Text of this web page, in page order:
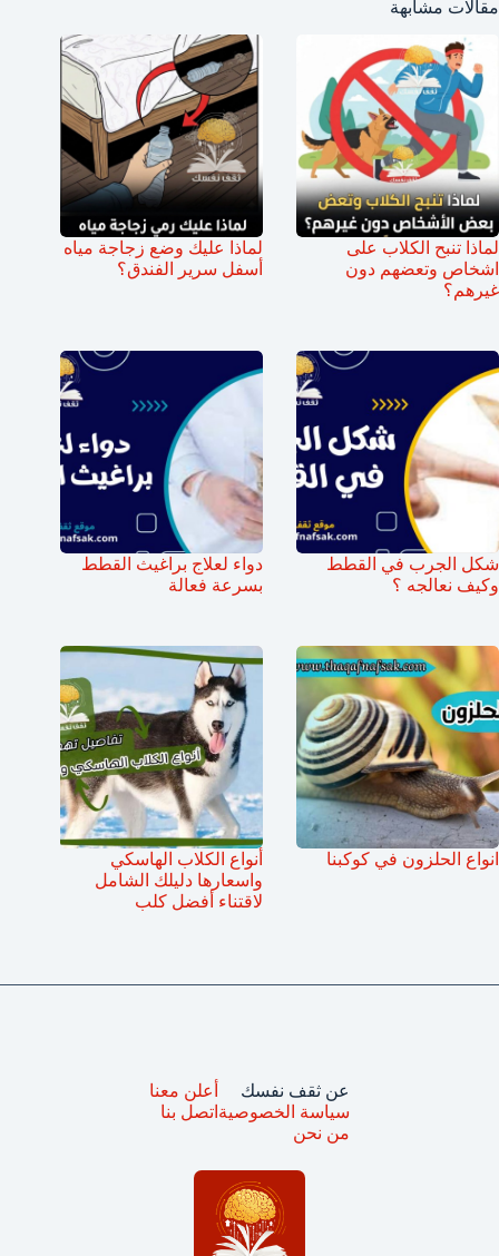
مقالات مشابهة
لماذا تنبح الكلاب على
اشخاص وتعضهم دون
غيرهم؟
لماذا عليك وضع زجاجة مياه
أسفل سرير الفندق؟
شكل الجرب في القطط
وكيف نعالجه ؟
دواء لعلاج براغيث القطط
بسرعة فعالة
انواع الحلزون في كوكبنا
أنواع الكلاب الهاسكي
واسعارها دليلك الشامل
لاقتناء أفضل كلب
عن ثقف نفسك
سياسة الخصوصية
من نحن
أعلن معنا
اتصل بنا